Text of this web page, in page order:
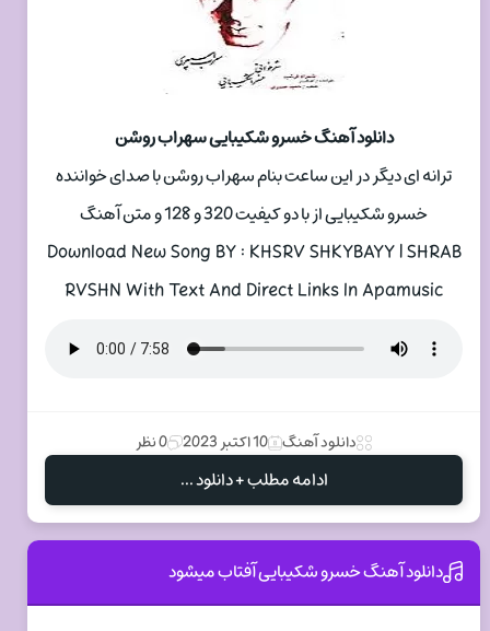
دانلود آهنگ خسرو شکیبایی سهراب روشن
ترانه ای دیگر در این ساعت بنام سهراب روشن با صدای خواننده
خسرو شکیبایی از با دو کیفیت 320 و 128 و متن آهنگ
Download New Song BY : KHSRV SHKYBAYY | SHRAB
RVSHN With Text And Direct Links In Apamusic
دانلود آهنگ 10 اکتبر 2023 0 نظر
ادامه مطلب + دانلود ...
دانلود آهنگ خسرو شکیبایی آفتاب میشود